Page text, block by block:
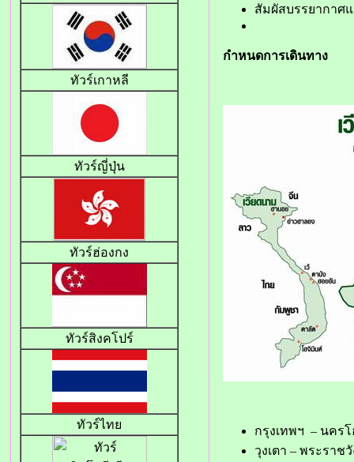
ทัวร์เกาหลี
ทัวร์ญี่ปุ่น
ทัวร์ฮ่องกง
ทัวร์สิงคโปร์
ทัวร์ไทย
สัมผัสบรรยากาศ
กำหนดการเดินทาง
กรุงเทพฯ – นคร
วุงเตา – พระรา